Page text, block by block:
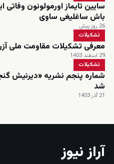
سایین تایماز اورمولونون
باش ساغلیغی ساوی
26 روز پیش
تشکیلات
معرفی تشکیلات مقاومت ملی
29 اسفند 1403
تشکیلات
شد
21 آذر 1403
آراز نیوز